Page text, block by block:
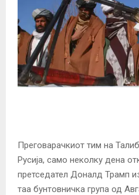
Преговарачкиот тим на
Русија, само неколку дена
претседател Доналд Трамп
таа бунтовничка група од